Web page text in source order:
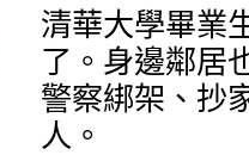
清華大學畢業
了。身邊鄰居
警察綁架、抄
人。